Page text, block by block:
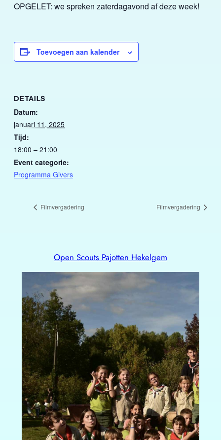
OPGELET: we spreken zaterdagavond af deze week!
Toevoegen aan kalender
DETAILS
Datum:
januari 11, 2025
Tijd:
18:00 – 21:00
Event categorie:
Programma Givers
Filmvergadering Filmvergadering
Open Scouts Pajotten Hekelgem